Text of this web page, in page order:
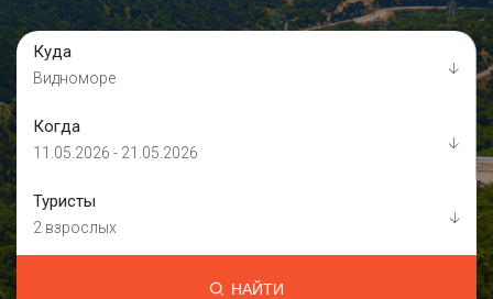
Куда
Видноморе
Когда
11.05.2026 - 21.05.2026
Туристы
2 взрослых
НАЙТИ